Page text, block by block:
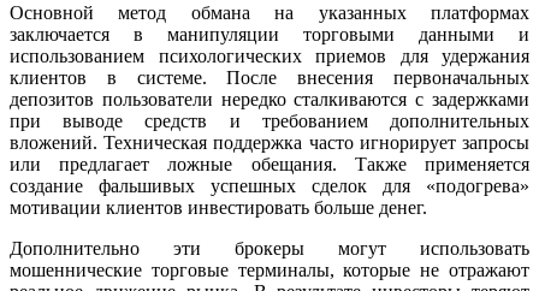
Основной метод обмана на указанных платформах
заключается в манипуляции торговыми данными и
использованием психологических приемов для удержания
клиентов в системе. После внесения первоначальных
депозитов пользователи нередко сталкиваются с задержками
при выводе средств и требованием дополнительных
вложений. Техническая поддержка часто игнорирует запросы
или предлагает ложные обещания. Также применяется
создание фальшивых успешных сделок для «подогрева»
мотивации клиентов инвестировать больше денег.
Дополнительно эти брокеры могут использовать
мошеннические торговые терминалы, которые не отражают